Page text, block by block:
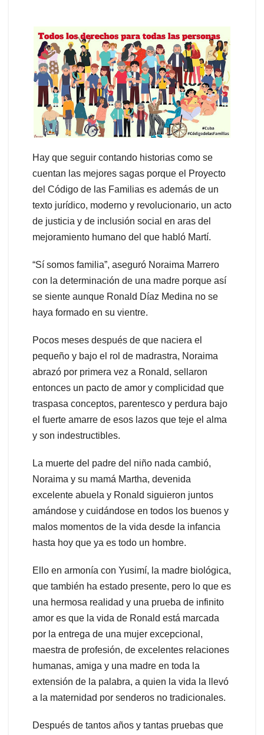
Hay que seguir contando historias como se
cuentan las mejores sagas porque el Proyecto
del Código de las Familias es además de un
texto jurídico, moderno y revolucionario, un acto
de justicia y de inclusión social en aras del
mejoramiento humano del que habló Martí.
“Sí somos familia”, aseguró Noraima Marrero
con la determinación de una madre porque así
se siente aunque Ronald Díaz Medina no se
haya formado en su vientre.
Pocos meses después de que naciera el
pequeño y bajo el rol de madrastra, Noraima
abrazó por primera vez a Ronald, sellaron
entonces un pacto de amor y complicidad que
traspasa conceptos, parentesco y perdura bajo
el fuerte amarre de esos lazos que teje el alma
y son indestructibles.
La muerte del padre del niño nada cambió,
Noraima y su mamá Martha, devenida
excelente abuela y Ronald siguieron juntos
amándose y cuidándose en todos los buenos y
malos momentos de la vida desde la infancia
hasta hoy que ya es todo un hombre.
Ello en armonía con Yusimí, la madre biológica,
que también ha estado presente, pero lo que es
una hermosa realidad y una prueba de infinito
amor es que la vida de Ronald está marcada
por la entrega de una mujer excepcional,
maestra de profesión, de excelentes relaciones
humanas, amiga y una madre en toda la
extensión de la palabra, a quien la vida la llevó
a la maternidad por senderos no tradicionales.
Después de tantos años y tantas pruebas que